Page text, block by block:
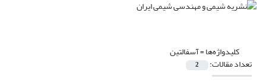
کلیدواژه‌ها =آسفالتین
تعداد مقالات: 2